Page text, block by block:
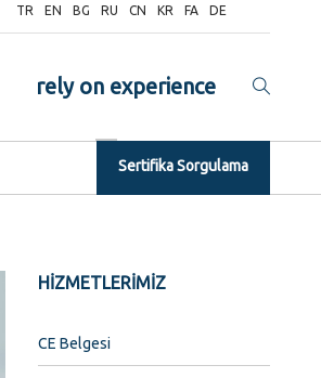
TR EN BG RU CN KR FA DE
rely on experience
Sertifika Sorgulama
HİZMETLERİMİZ
CE Belgesi